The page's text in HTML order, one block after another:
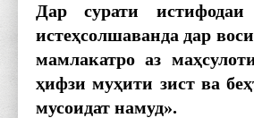
Дар сурати
истеҳсолшаванда дар
мамлакатро аз
ҳифзи муҳити зист ва
мусоидат намуд».